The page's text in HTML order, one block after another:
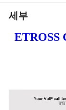
세부
ETROSS